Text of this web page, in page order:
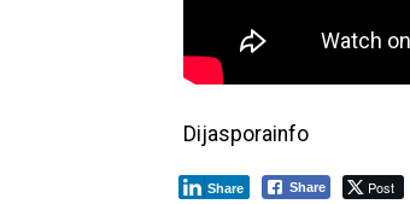
Dijasporainfo
Share Post
Share